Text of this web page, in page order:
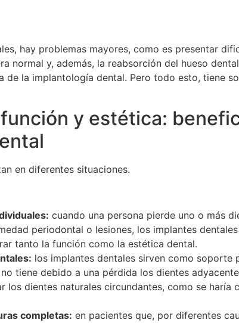
hay problemas mayores, como es presentar
normal y, además, la reabsorción del hueso
de la implantología dental. Pero todo esto, tiene
y estética:
en diferentes situaciones.
cuando una persona pierde uno o más
periodontal o lesiones, los implantes dentales
tanto la función como la estética dental.
los implantes dentales sirven como soporte
tiene debido a una pérdida los dientes
los dientes naturales circundantes, como se haría
completas: en pacientes que, por diferentes